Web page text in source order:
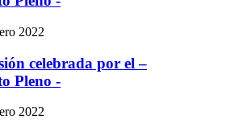
2022
celebrada por el –
Pleno -
2022